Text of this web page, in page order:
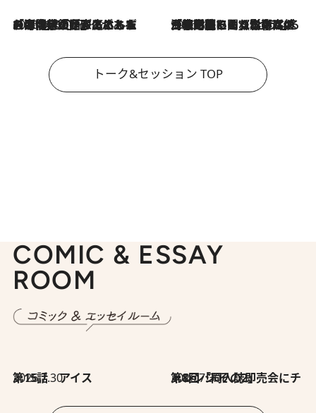
2026.8.3
「今後値上げがあるとすれば…」「リスクがあるのは今年の冬」エネルギー専門家が語る、ホルムズ海峡封鎖が家庭にもたらす“ある心配” 2026.8.3
「住宅建てられない…」「サーチャージ料の高値が続いている」ホルムズ海峡封鎖による影響はいつまで続く？《エネルギー専門家に聞く“どうなる日本の暮らし”》
トーク&セッション TOP
COMIC & ESSAY
ROOM
2026.7.30
第15話 アイス 2026.7.30
第8回「同人誌即売会にチャレンジ その2」